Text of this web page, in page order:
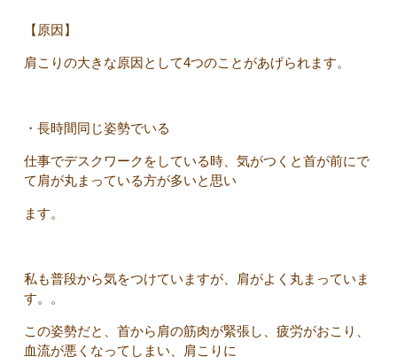
【原因】
肩こりの大きな原因として4つのことがあげられます。
・長時間同じ姿勢でいる
仕事でデスクワークをしている時、気がつくと首が前にで
て肩が丸まっている方が多いと思い
ます。
私も普段から気をつけていますが、肩がよく丸まっていま
す。。
この姿勢だと、首から肩の筋肉が緊張し、疲労がおこり、
血流が悪くなってしまい、肩こりに